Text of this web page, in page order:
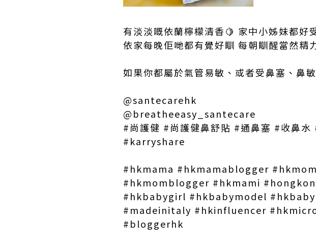
有淡淡嘅依蘭檸檬清香🍋 家中小姊妹都好
依家每晚佢哋都有覺好瞓 每朝瞓醒當然精
如果你都屬於氣管易敏、或者受鼻塞、鼻
@santecarehk
@breatheeasy_santecare
#尚護健 #尚護健鼻舒貼 #通鼻塞 #收鼻水
#karryshare
#hkmama #hkmamablogger
#hkmomblogger #hkmami
#hkbabygirl #hkbabymodel
#madeinitaly #hkinfluencer
#bloggerhk